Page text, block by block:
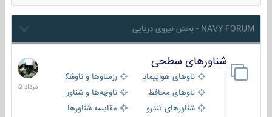
NAVY FORUM - بخش نیروی دریایی
شناورهای سطحی
ناوهای هواپیمابر و بالگرد بررزمناوها و ناوشکن‌ها
ناوهای محافظ
ناوچه‌ها و شناورهای گشتی
شناورهای تندرو
مقایسه شناورها
2
مرداد
1405